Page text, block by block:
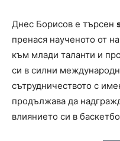
Днес Борисов е търсен
пренася наученото от
към млади таланти и
си в силни
сътрудничеството с
продължава да
влиянието си в